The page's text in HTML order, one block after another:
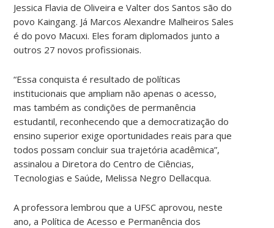
Jessica Flavia de Oliveira e Valter dos Santos são do
povo Kaingang. Já Marcos Alexandre Malheiros Sales
é do povo Macuxi. Eles foram diplomados junto a
outros 27 novos profissionais.
“Essa conquista é resultado de políticas
institucionais que ampliam não apenas o acesso,
mas também as condições de permanência
estudantil, reconhecendo que a democratização do
ensino superior exige oportunidades reais para que
todos possam concluir sua trajetória acadêmica”,
assinalou a Diretora do Centro de Ciências,
Tecnologias e Saúde, Melissa Negro Dellacqua.
A professora lembrou que a UFSC aprovou, neste
ano, a Política de Acesso e Permanência dos